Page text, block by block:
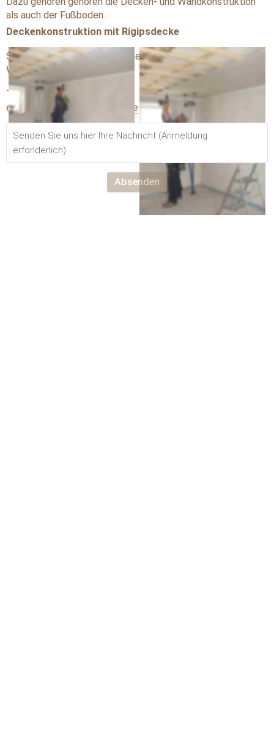
als auch der Fußboden.
Deckenkonstruktion mit Rigipsdecke
Sprechen Sie mit uns. Wir planen und realisieren Ihre
Wünsche.
Telefon:
09643 1674
eMail:
info@holzbau-vogl.de
Absenden